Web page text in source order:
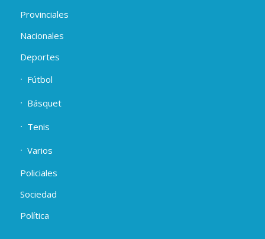
Provinciales
Nacionales
Deportes
Fútbol
Básquet
Tenis
Varios
Policiales
Sociedad
Política